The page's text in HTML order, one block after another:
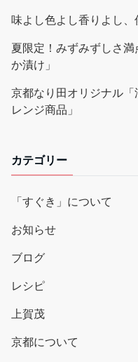
味よし色よし香りよし、
夏限定！みずみずしさ
か漬け」
京都なり田オリジナル
レンジ商品」
カテゴリー
「すぐき」について
お知らせ
ブログ
レシピ
上賀茂
京都について